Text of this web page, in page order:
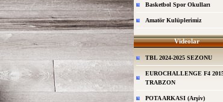
Basketbol Spor Okulları
Amatör Kulüplerimiz
Videolar
TBL 2024-2025 SEZONU
EUROCHALLENGE F4
TRABZON
POTA ARKASI (Arşiv)